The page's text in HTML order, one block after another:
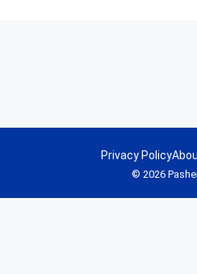
© 2026
Privacy Policy